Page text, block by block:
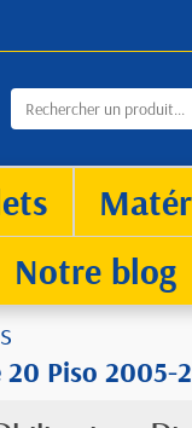
Notre blog
Piso 2005-